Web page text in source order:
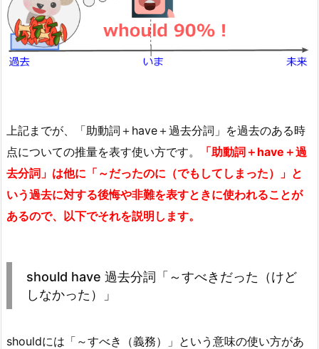
上記までが、「助動詞＋have＋過去分詞」を過去のある時
点についての推量を表す使い方です。
「助動詞＋have＋過
去分詞」は他に「～だったのに（でもしてしまった）」と
いう過去に対する後悔や非難を表すときに使われることが
あるので、以下でそれを説明します。
should have 過去分詞「～すべきだった（けど
しなかった）」
shouldには「～すべき（義務）」という意味の使い方があ